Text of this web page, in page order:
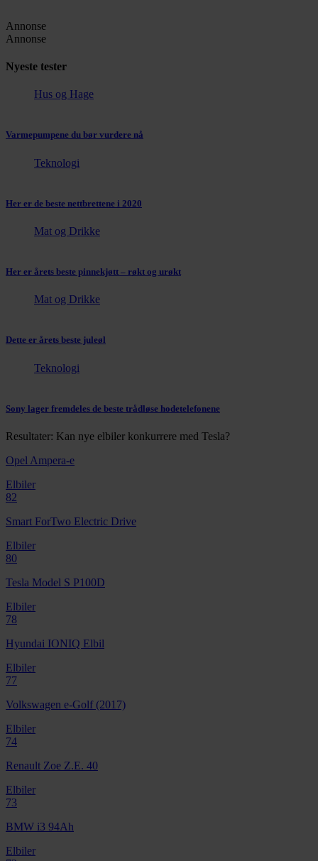
Annonse
Annonse
Nyeste tester
Hus og Hage
Varmepumpene du bør vurdere nå
Teknologi
Her er de beste nettbrettene i 2020
Mat og Drikke
Her er årets beste pinnekjøtt – røkt og urøkt
Mat og Drikke
Dette er årets beste juleøl
Teknologi
Sony lager fremdeles de beste trådløse hodetelefonene
Resultater: Kan nye elbiler konkurrere med Tesla?
Opel Ampera-e
Elbiler
82
Smart ForTwo Electric Drive
Elbiler
80
Tesla Model S P100D
Elbiler
78
Hyundai IONIQ Elbil
Elbiler
77
Volkswagen e-Golf (2017)
Elbiler
74
Renault Zoe Z.E. 40
Elbiler
73
BMW i3 94Ah
Elbiler